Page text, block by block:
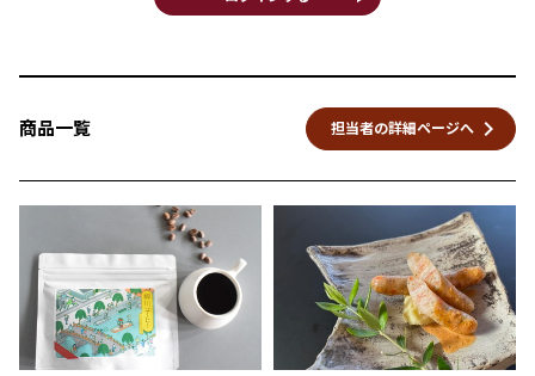
商品一覧 担当者の詳細ページへ keyboard_arrow_right